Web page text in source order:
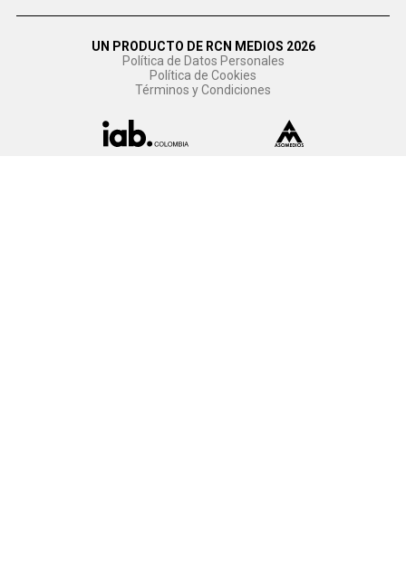
UN PRODUCTO DE RCN MEDIOS 2026
Política de Datos Personales
Política de Cookies
Términos y Condiciones